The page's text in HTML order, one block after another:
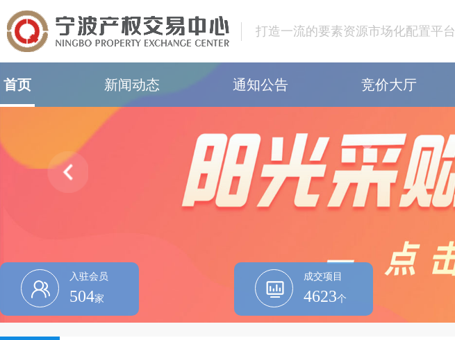
打造一流的要素资源市场化配置平台
首页 新闻动态
中心动态
通知公告
交易公告
成交公告
中止公告
会员专栏
拍卖公告
竞价大厅
入驻会员
504家
成交项目
4623个